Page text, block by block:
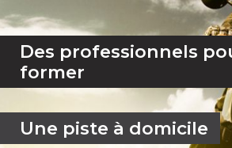
Des professionnels
former
Une piste à domicile